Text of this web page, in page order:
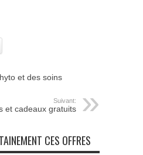
et des soins
Suivant:
et cadeaux gratuits
CES OFFRES